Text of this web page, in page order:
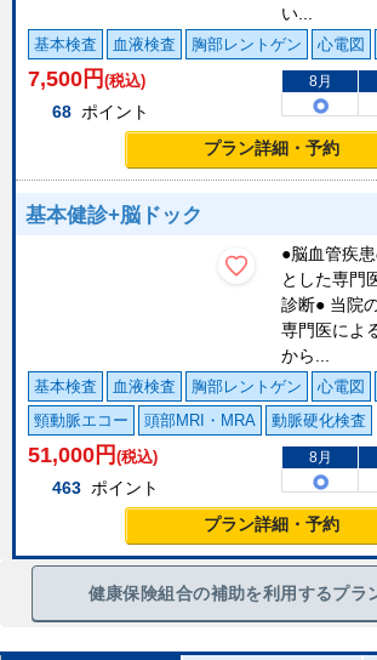
い...
基本検査 血液検査 胸部レントゲン 心電図
7,500 円 (税込)
68 ポイント
8月
プラン詳細・予約
基本健診+脳ドック
●脳血管疾
とした専門
診断● 当院
専門医によ
から...
基本検査 血液検査 胸部レントゲン 心電図
頸動脈エコー
頭部MRI・MRA 動脈硬化検査
51,000 円 (税込)
463 ポイント
8月
プラン詳細・予約
健康保険組合の補助を利用するプラ